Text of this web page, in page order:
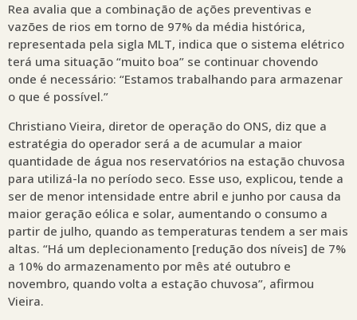
Rea avalia que a combinação de ações preventivas e
vazões de rios em torno de 97% da média histórica,
representada pela sigla MLT, indica que o sistema elétrico
terá uma situação “muito boa” se continuar chovendo
onde é necessário: “Estamos trabalhando para armazenar
o que é possível.”
Christiano Vieira, diretor de operação do ONS, diz que a
estratégia do operador será a de acumular a maior
quantidade de água nos reservatórios na estação chuvosa
para utilizá-la no período seco. Esse uso, explicou, tende a
ser de menor intensidade entre abril e junho por causa da
maior geração eólica e solar, aumentando o consumo a
partir de julho, quando as temperaturas tendem a ser mais
altas. “Há um deplecionamento [redução dos níveis] de 7%
a 10% do armazenamento por mês até outubro e
novembro, quando volta a estação chuvosa”, afirmou
Vieira.